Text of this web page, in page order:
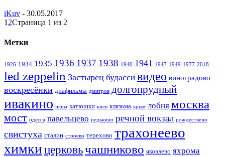
iKuv - 30.05.2017
1 2Страница 1 из 2
Метки
1926 1934 1935 1936 1937 1938 1940 1941 1947 1949 1977 2018
led zeppelin Застырец будасси видео виноградово
воскресёнки диафильмы дмитров долгопрудный
ивакино икша катюшки киев клязьма крым лобня москва
мост одесса павельцево редькино речной вокзал рождествено
свистуха сталин строево терехово трахонеево
химкицерковьчашниково яковлево яхрома